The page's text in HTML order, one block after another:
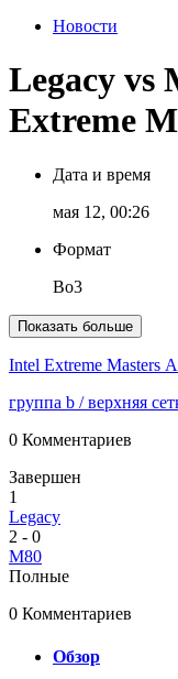
Новости
Legacy vs
Extreme
Дата и время
мая 12, 00:26
Формат
Bo3
Показать больше
Intel Extreme Masters
группа b / верхняя
0 Комментариев
Завершен
1
Legacy
2 - 0
M80
Полные
0 Комментариев
Обзор